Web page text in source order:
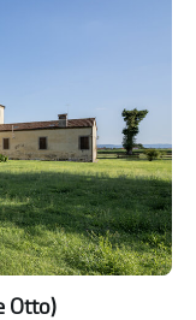
Otto)